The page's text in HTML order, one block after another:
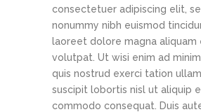
consectetuer adipiscing elit,
nonummy nibh euismod
laoreet dolore magna aliquam
volutpat. Ut wisi enim ad minim
quis nostrud exerci tation
suscipit lobortis nisl ut aliquip
commodo consequat. Duis